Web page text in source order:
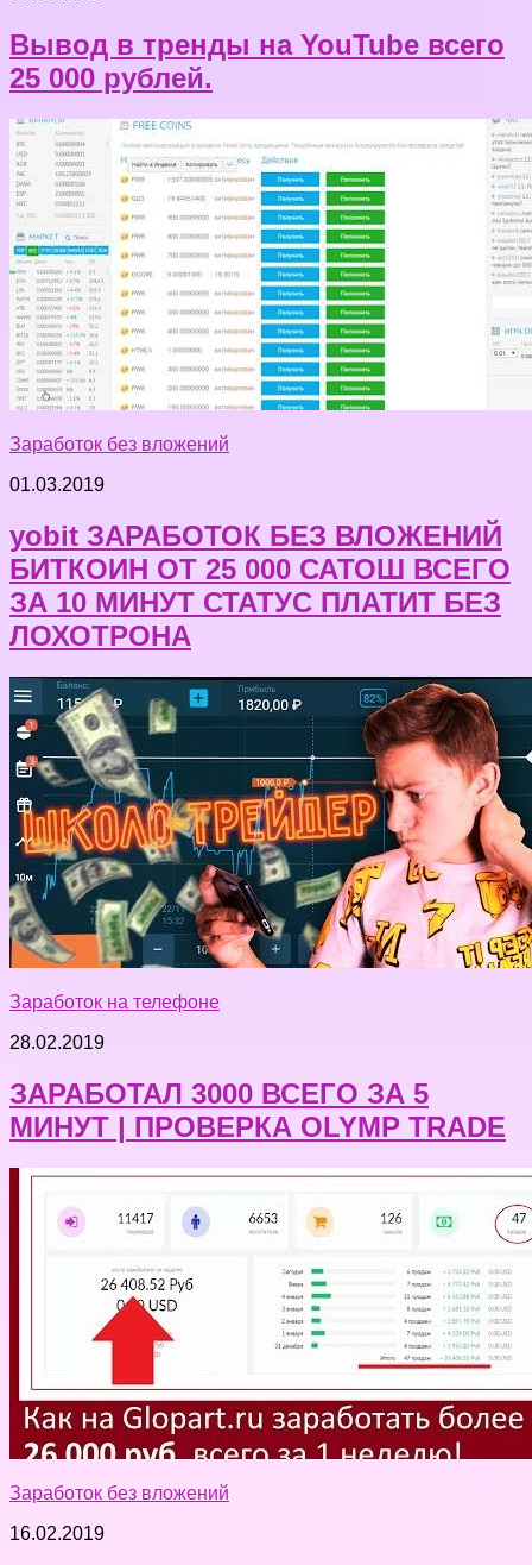
Вывод в тренды на YouTube всего
25 000 рублей.
Заработок без вложений
01.03.2019
yobit ЗАРАБОТОК БЕЗ ВЛОЖЕНИЙ
БИТКОИН ОТ 25 000 САТОШ ВСЕГО
ЗА 10 МИНУТ СТАТУС ПЛАТИТ БЕЗ
ЛОХОТРОНА
Заработок на телефоне
28.02.2019
ЗАРАБОТАЛ 3000 ВСЕГО ЗА 5
МИНУТ | ПРОВЕРКА OLYMP TRADE
Заработок без вложений
16.02.2019